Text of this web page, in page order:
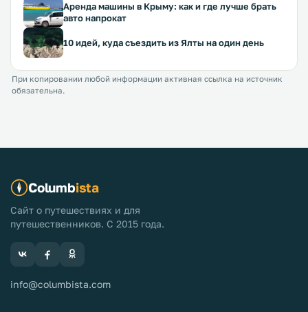
Аренда машины в Крыму: как и где лучше брать
авто напрокат
10 идей, куда съездить из Ялты на один день
При копировании любой информации активная ссылка на источник
обязательна.
Columbista
Сайт о путешествиях и для
путешественников. С 2015 года.
info@columbista.com